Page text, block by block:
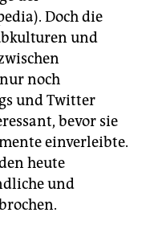
Doch die
und
noch
und Twitter
bevor sie
einverleibte.
heute
und